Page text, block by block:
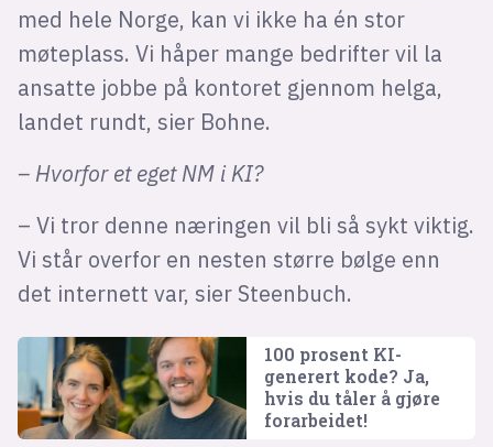
med hele Norge, kan vi ikke ha én stor
møteplass. Vi håper mange bedrifter vil la
ansatte jobbe på kontoret gjennom helga,
landet rundt, sier Bohne.
– Hvorfor et eget NM i KI?
– Vi tror denne næringen vil bli så sykt viktig.
Vi står overfor en nesten større bølge enn
det internett var, sier Steenbuch.
100 prosent KI-
generert kode? Ja,
hvis du tåler å gjøre
forarbeidet!